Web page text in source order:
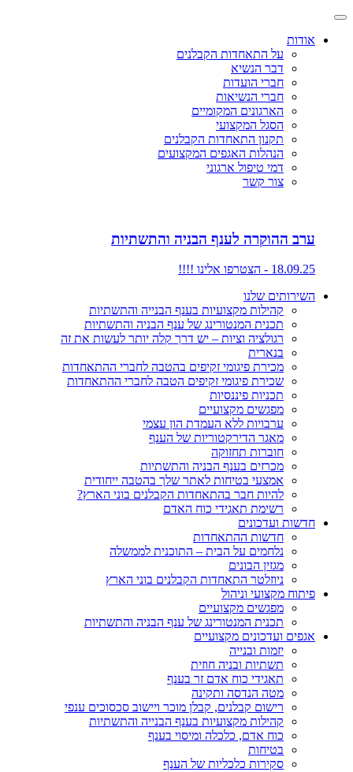
אודות
על התאחדות הקבלנים
דבר הנשיא
חברי הועדות
חברי הנשיאות
הארגונים המקומיים
הסגל המקצועי
תקנון התאחדות הקבלנים
הנהלות האגפים המקצועים
דמי טיפול ארגוני
צור קשר
ערב ההוקרה לענף הבניה והתשתיות
18.09.25 - הצטרפו אלינו !!!!
השירותים שלנו
קהילות מקצועיות בענף הבנייה והתשתיות
תכנית המנטורינג של ענף הבניה והתשתיות
רגולציה וציות – יש דרך קלה יותר לעשות את זה
בנארית
מכירת פיגומי זקיפים בהטבה לחברי ההתאחדות
שכירת פיגומי זקיפים הטבה לחברי ההתאחדות
תכניות פיננסיות
מפגשים מקצועיים
ערבויות ללא העמדת הון עצמי
מאגר הדירקטוריות של הענף
חוברות תחזוקה
מכרזים בענף הבניה והתשתיות
אמצעי בטיחות לאתר שלך בהטבה ייחודית
להיות חבר בהתאחדות הקבלנים בוני הארץ?
רשימת תאגידי כוח האדם
חדשות ועדכונים
חדשות ההתאחדות
נלחמים על הבית – התוכנית לממשלה
מגזין הבונים
ניוזלטר התאחדות הקבלנים בוני הארץ
פיתוח מקצועי וניהול
מפגשים מקצועיים
תכנית המנטורינג של ענף הבניה והתשתיות
אגפים ועדכונים מקצועיים
יזמות ובנייה
תשתיות ובניה חוזית
תאגידי כוח אדם זר בענף
מטה הנדסה ותקינה
רישום קבלנים, קבלן מוכר ויישוב סכסוכים ענפי
קהילות מקצועיות בענף הבנייה והתשתיות
כוח אדם, כלכלה ומיסוי בענף
בטיחות
סקירות כלכליות של הענף